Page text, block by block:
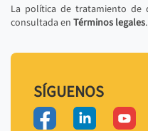
La política de tratamiento de
consultada en Términos legales.
SÍGUENOS